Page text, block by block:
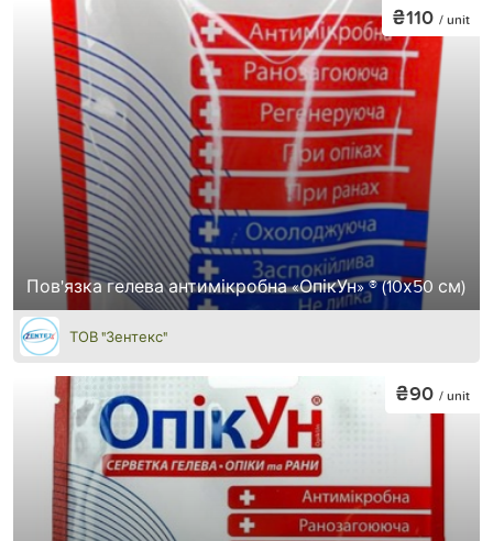
Пов'язка гелева антимікробна «ОпікУн» ® (10х50 см)
₴110 / unit
ТОВ "Зентекс"
₴90 / unit